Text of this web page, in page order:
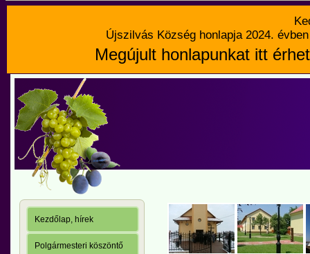
Újszilvás Község honlapja 2024.
Megújult honlapunkat itt
Kezdőlap, hírek
Polgármesteri köszöntő